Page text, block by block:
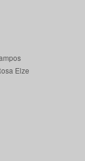
Elze